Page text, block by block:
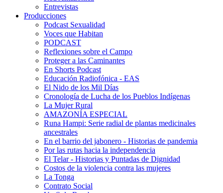
Entrevistas
Producciones
Podcast Sexualidad
Voces que Habitan
PODCAST
Reflexiones sobre el Campo
Proteger a las Caminantes
En Shorts Podcast
Educación Radiofónica - EAS
El Nido de los Mil Días
Cronología de Lucha de los Pueblos Indígenas
La Mujer Rural
AMAZONÍA ESPECIAL
Runa Hampi: Serie radial de plantas medicinales
ancestrales
En el barrio del jabonero - Historias de pandemia
Por las rutas hacia la independencia
El Telar - Historias y Puntadas de Dignidad
Costos de la violencia contra las mujeres
La Tonga
Contrato Social